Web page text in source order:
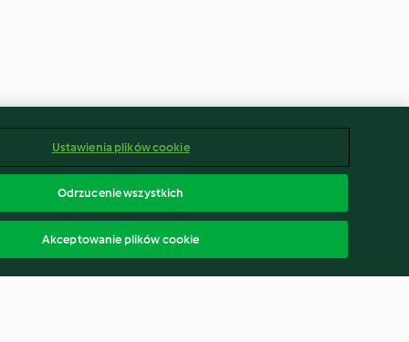
Ustawienia plików cookie
Odrzucenie wszystkich
Akceptowanie plików cookie